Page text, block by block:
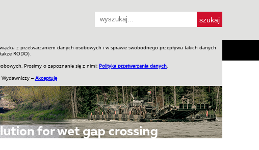
z przetwarzaniem danych osobowych i w sprawie swobodnego przepływu takich danych
RODO).
Prosimy o zapoznanie się z nimi: Polityka przetwarzania danych
– Akceptuję
ENGLISH SKLEP Jednodniówki Praca w WIW